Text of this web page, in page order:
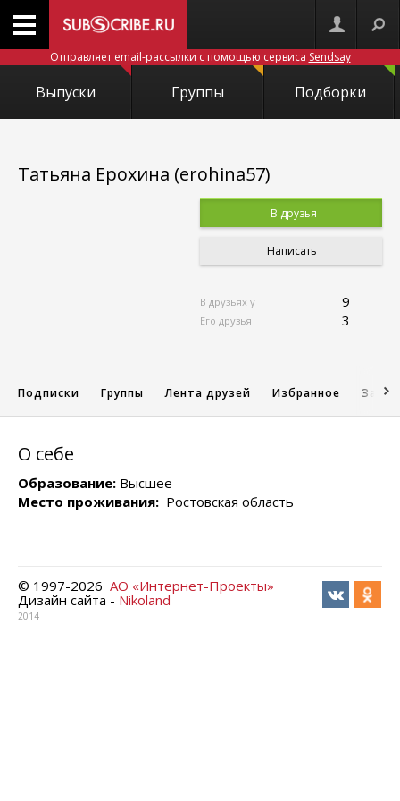
Отправляет email-рассылки с помощью сервиса Sendsay
Выпуски Группы Подборки
Татьяна Ерохина (erohina57)
В друзья
Написать
В друзьях у 9
Его друзья 3
Подписки Группы Лента друзей Избранное
О себе
Образование: Высшее
Место проживания: Ростовская область
© 1997-2026 АО «Интернет-Проекты»
Дизайн сайта - Nikoland
2014